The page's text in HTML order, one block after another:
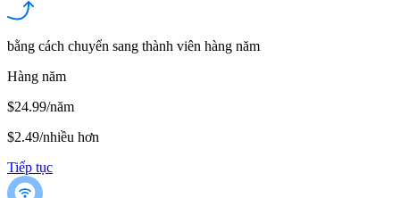
bằng cách chuyển sang thành viên hàng năm
Hàng năm
$24.99/năm
$2.49/nhiều hơn
Tiếp tục